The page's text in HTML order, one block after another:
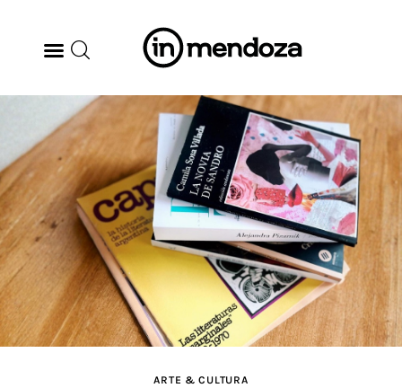
BODEGAS
GASTRONOMÍA
ARTE & CULTURA
MÚSICA
DÓNDE IR
TENDENCIAS
ARTE & CULTURA